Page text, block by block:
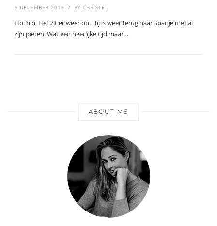
6 DECEMBER 2016 BY CHRISTEL
Hoi hoi, Het zit er weer op. Hij is weer terug naar Spanje met al
zijn pieten. Wat een heerlijke tijd maar…
ABOUT ME